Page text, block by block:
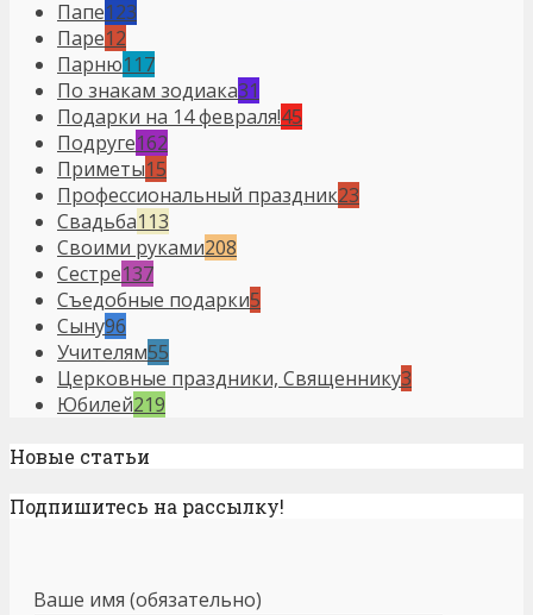
Папе123
Паре12
Парню117
По знакам зодиака31
Подарки на 14 февраля!45
Подруге162
Приметы15
Профессиональный праздник23
Свадьба113
Своими руками208
Сестре137
Съедобные подарки5
Сыну96
Учителям55
Церковные праздники, Священнику3
Юбилей219
Новые статьи
Подпишитесь на рассылку!
Ваше имя (обязательно)